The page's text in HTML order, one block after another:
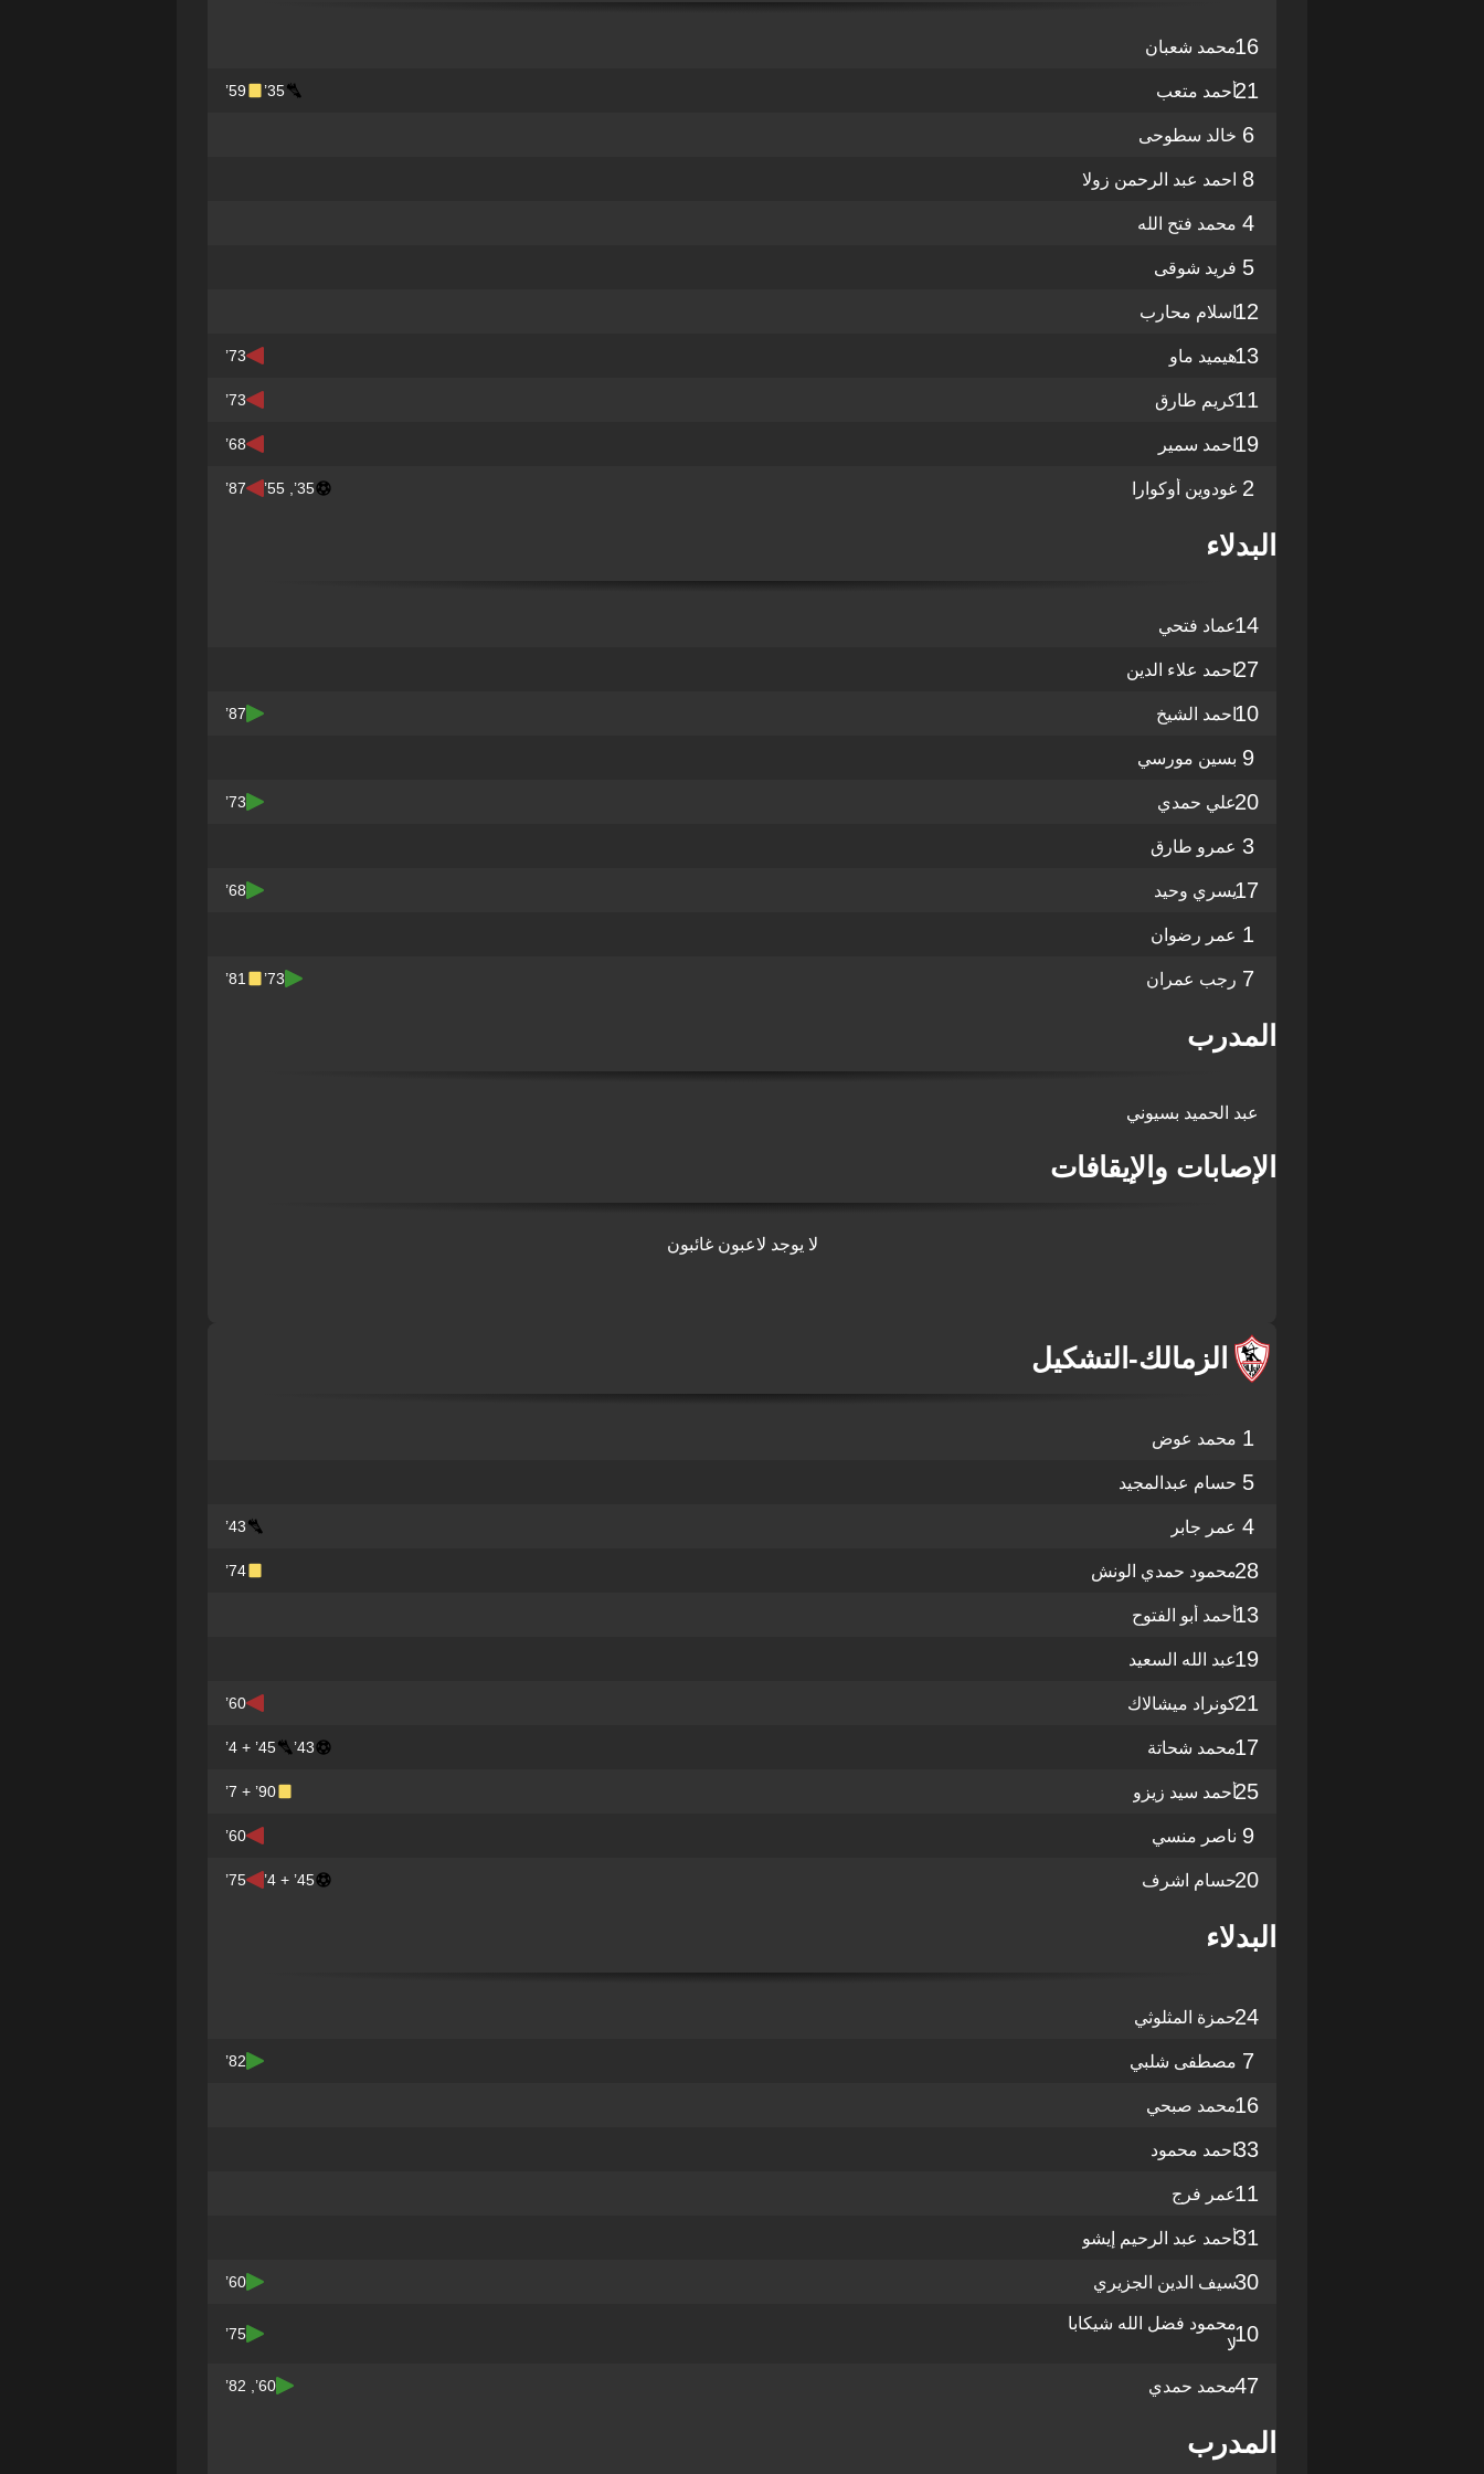
16محمد شعبان
21أحمد متعب 35’
59’
6 خالد سطوحى
8 احمد عبد الرحمن زولا
4 محمد فتح الله
5 فريد شوقى
12اسلام محارب
13هيميد ماو 73’
11كريم طارق 73’
19احمد سمير 68’
2 غودوين أوكوارا 35’, 55’
87’
البدلاء
14عماد فتحي
27احمد علاء الدين
10احمد الشيخ 87’
9 بسين مورسي
20علي حمدي 73’
3 عمرو طارق
17يسري وحيد 68’
1 عمر رضوان
7 رجب عمران 73’
81’
المدرب
عبد الحميد بسيوني
الإصابات والإيقافات
لا يوجد لاعبون غائبون
الزمالك- التشكيل
1 محمد عوض
5 حسام عبدالمجيد
4 عمر جابر 43’
28محمود حمدي الونش 74’
13أحمد أبو الفتوح
19عبد الله السعيد
21كونراد ميشالاك 60’
17محمد شحاتة 43’
45’ + 4’
25أحمد سيد زيزو 90’ + 7’
9 ناصر منسي 60’
20حسام اشرف 45’ + 4’
75’
البدلاء
24حمزة المثلوثي
7 مصطفى شلبي 82’
16محمد صبحي
33احمد محمود
11عمر فرج
31أحمد عبد الرحيم إيشو
30سيف الدين الجزيري 60’
10محمود فضل الله شيكابا
لا
75’
47محمد حمدي 60’, 82’
المدرب